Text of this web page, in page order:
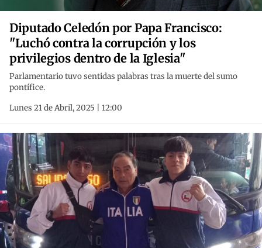
Diputado Celedón por Papa Francisco:
"Luchó contra la corrupción y los
privilegios dentro de la Iglesia"
Parlamentario tuvo sentidas palabras tras la muerte del sumo
pontífice.
Lunes 21 de Abril, 2025 | 12:00